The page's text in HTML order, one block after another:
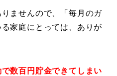
ませんので、「毎月のガ
家庭にとっては、ありが
数百円貯金できてしまい